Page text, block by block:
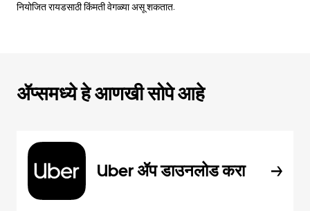
नियोजित रायडसाठी किंमती वेगळ्या असू शकतात.
ॲप्समध्ये हे आणखी सोपे आहे
Uber ॲप डाउनलोड करा